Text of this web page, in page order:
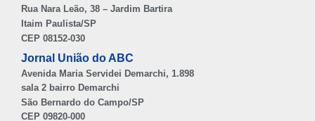
Rua Nara Leão, 38 – Jardim Bartira
Itaim Paulista/SP
CEP 08152-030
Jornal União do ABC
Avenida Maria Servidei Demarchi, 1.898
sala 2 bairro Demarchi
São Bernardo do Campo/SP
CEP 09820-000